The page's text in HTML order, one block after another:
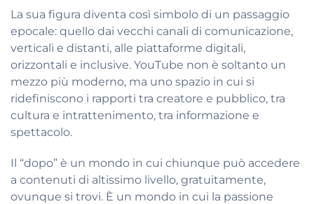
La sua figura diventa così simbolo di un passaggio
epocale: quello dai vecchi canali di comunicazione,
verticali e distanti, alle piattaforme digitali,
orizzontali e inclusive. YouTube non è soltanto un
mezzo più moderno, ma uno spazio in cui si
ridefiniscono i rapporti tra creatore e pubblico, tra
cultura e intrattenimento, tra informazione e
spettacolo.
Il “dopo” è un mondo in cui chiunque può accedere
a contenuti di altissimo livello, gratuitamente,
ovunque si trovi. È un mondo in cui la passione